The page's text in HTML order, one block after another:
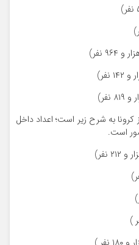
از کرونا به شرح زیر است؛ اعداد داخل
است.